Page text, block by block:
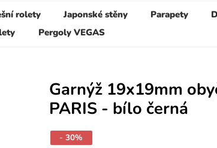
rolety Japonské stěny Parapety
Pergoly VEGAS
Garnýž 19x19mm
PARIS - bílo černá
- 30%